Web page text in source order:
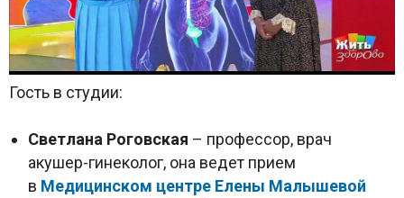
Гость в студии:
Светлана Роговская – профессор, врач
акушер-гинеколог, она ведет прием
в Медицинском центре Елены Малышевой